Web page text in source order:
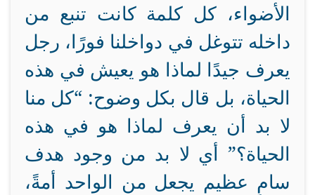
الأضواء، كل كلمة كانت تنبع من
داخله تتوغل في دواخلنا فورًا، رجل
يعرف جيدًا لماذا هو يعيش في هذه
الحياة، بل قال بكل وضوح: “كل منا
لا بد أن يعرف لماذا هو في هذه
الحياة؟” أي لا بد من وجود هدف
سامٍ عظيم يجعل من الواحد أمةً،